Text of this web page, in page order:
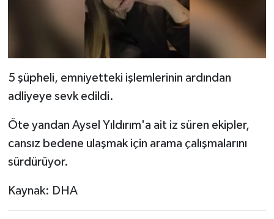
5 şüpheli, emniyetteki işlemlerinin ardından
adliyeye sevk edildi.
Öte yandan Aysel Yıldırım'a ait iz süren ekipler,
cansız bedene ulaşmak için arama çalışmalarını
sürdürüyor.
Kaynak: DHA